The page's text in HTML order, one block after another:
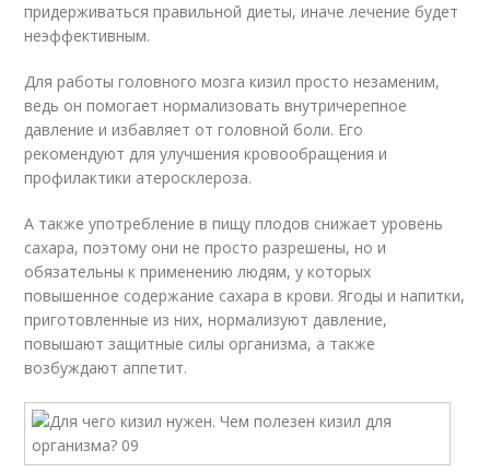
придерживаться правильной диеты, иначе лечение будет
неэффективным.
Для работы головного мозга кизил просто незаменим,
ведь он помогает нормализовать внутричерепное
давление и избавляет от головной боли. Его
рекомендуют для улучшения кровообращения и
профилактики атеросклероза.
А также употребление в пищу плодов снижает уровень
сахара, поэтому они не просто разрешены, но и
обязательны к применению людям, у которых
повышенное содержание сахара в крови. Ягоды и напитки,
приготовленные из них, нормализуют давление,
повышают защитные силы организма, а также
возбуждают аппетит.